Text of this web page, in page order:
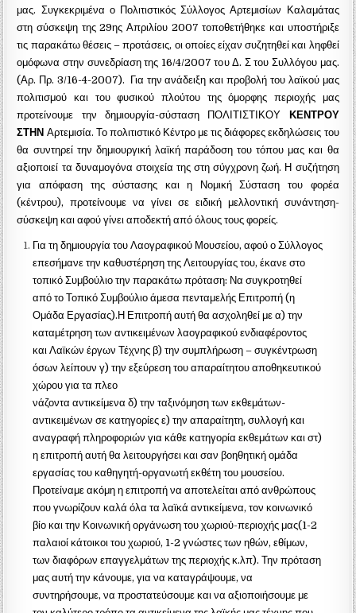
μας. Συγκεκριμένα ο Πολιτιστικός Σύλλογος Αρτεμισίων Καλαμάτας
στη σύσκεψη της 29ης Απριλίου 2007 τοποθετήθηκε και υποστήριξε
τις παρακάτω θέσεις – προτάσεις, οι οποίες είχαν συζητηθεί και ληφθεί
ομόφωνα στην συνεδρίαση της 16/4/2007 του Δ. Σ του Συλλόγου μας.
(Αρ. Πρ. 3/16-4-2007).
Για την ανάδειξη και προβολή του λαϊκού μας
πολιτισμού και του φυσικού πλούτου της όμορφης περιοχής μας
προτείνουμε την δημιουργία-σύσταση ΠΟΛΙΤΙΣΤΙΚΟΥ
ΚΕΝΤΡΟΥ
ΣΤΗΝ Αρτεμισία. Το πολιτιστικό Κέντρο με τις διάφορες εκδηλώσεις του
θα συντηρεί την δημιουργική λαϊκή παράδοση του τόπου μας και θα
αξιοποιεί τα δυναμογόνα στοιχεία της στη σύγχρονη ζωή. Η συζήτηση
για απόφαση της σύστασης και η Νομική Σύσταση του φορέα
(κέντρου), προτείνουμε να γίνει σε ειδική μελλοντική συνάντηση-
σύσκεψη και αφού γίνει αποδεκτή από όλους τους φορείς.
Για τη δημιουργία του Λαογραφικού Μουσείου, αφού ο Σύλλογος
επεσήμανε την καθυστέρηση της Λειτουργίας του, έκανε στο
τοπικό Συμβούλιο την παρακάτω πρόταση: Να συγκροτηθεί
από το Τοπικό Συμβούλιο άμεσα πενταμελής Επιτροπή (η
Ομάδα Εργασίας).Η Επιτροπή αυτή θα ασχοληθεί με α) την
καταμέτρηση των αντικειμένων λαογραφικού ενδιαφέροντος
και Λαϊκών έργων Τέχνης β) την συμπλήρωση – συγκέντρωση
όσων λείπουν γ) την εξεύρεση του απαραίτητου αποθηκευτικού
χώρου για τα πλεο
νάζοντα αντικείμενα δ) την ταξινόμηση των εκθεμάτων-
αντικειμένων σε κατηγορίες ε) την απαραίτητη, συλλογή και
αναγραφή πληροφοριών για κάθε κατηγορία εκθεμάτων και στ)
η επιτροπή αυτή θα λειτουργήσει και σαν βοηθητική ομάδα
εργασίας του καθηγητή-οργανωτή εκθέτη του μουσείου.
Προτείναμε ακόμη η επιτροπή να αποτελείται από ανθρώπους
που γνωρίζουν καλά όλα τα λαϊκά αντικείμενα, τον κοινωνικό
βίο και την Κοινωνική οργάνωση του χωριού-περιοχής μας(1-2
παλαιοί κάτοικοι του χωριού, 1-2 γνώστες των ηθών, εθίμων,
των διαφόρων επαγγελμάτων της περιοχής κ.λπ). Την πρόταση
μας αυτή την κάνουμε, για να καταγράψουμε, να
συντηρήσουμε, να προστατεύσουμε και να αξιοποιήσουμε με